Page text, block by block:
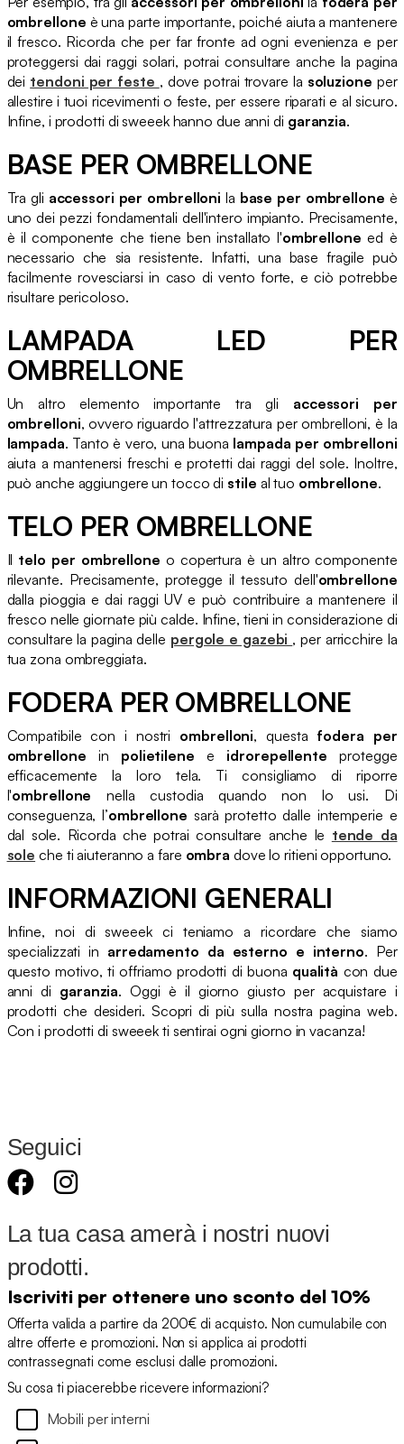
ombrellone è una parte importante, poiché aiuta a mantenere
il fresco. Ricorda che per far fronte ad ogni evenienza e per
proteggersi dai raggi solari, potrai consultare anche la pagina
dei tendoni per feste , dove potrai trovare la soluzione per
allestire i tuoi ricevimenti o feste, per essere riparati e al sicuro.
Infine, i prodotti di sweeek hanno due anni di garanzia.
BASE PER OMBRELLONE
Tra gli accessori per ombrelloni la base per ombrellone è
uno dei pezzi fondamentali dell'intero impianto. Precisamente,
è il componente che tiene ben installato l'ombrellone ed è
necessario che sia resistente. Infatti, una base fragile può
facilmente rovesciarsi in caso di vento forte, e ciò potrebbe
risultare pericoloso.
LAMPADA LED PER
OMBRELLONE
Un altro elemento importante tra gli accessori per
ombrelloni, ovvero riguardo l'attrezzatura per ombrelloni, è la
lampada. Tanto è vero, una buona lampada per ombrelloni
aiuta a mantenersi freschi e protetti dai raggi del sole. Inoltre,
può anche aggiungere un tocco di stile al tuo ombrellone.
TELO PER OMBRELLONE
Il telo per ombrellone o copertura è un altro componente
rilevante. Precisamente, protegge il tessuto dell'ombrellone
dalla pioggia e dai raggi UV e può contribuire a mantenere il
fresco nelle giornate più calde. Infine, tieni in considerazione di
consultare la pagina delle pergole e gazebi , per arricchire la
tua zona ombreggiata.
FODERA PER OMBRELLONE
Compatibile con i nostri ombrelloni, questa fodera per
ombrellone in polietilene e idrorepellente protegge
efficacemente la loro tela. Ti consigliamo di riporre
l'ombrellone nella custodia quando non lo usi. Di
conseguenza, l’ombrellone sarà protetto dalle intemperie e
dal sole. Ricorda che potrai consultare anche le tende da
sole che ti aiuteranno a fare ombra dove lo ritieni opportuno.
INFORMAZIONI GENERALI
Infine, noi di sweeek ci teniamo a ricordare che siamo
specializzati in arredamento da esterno e interno. Per
questo motivo, ti offriamo prodotti di buona qualità con due
anni di garanzia. Oggi è il giorno giusto per acquistare i
prodotti che desideri. Scopri di più sulla nostra pagina web.
Con i prodotti di sweeek ti sentirai ogni giorno in vacanza!
Seguici
La tua casa amerà i nostri nuovi
prodotti.
Iscriviti per ottenere uno sconto del 10%
Offerta valida a partire da 200€ di acquisto. Non cumulabile con
altre offerte e promozioni. Non si applica ai prodotti
contrassegnati come esclusi dalle promozioni.
Su cosa ti piacerebbe ricevere informazioni?
Mobili per interni